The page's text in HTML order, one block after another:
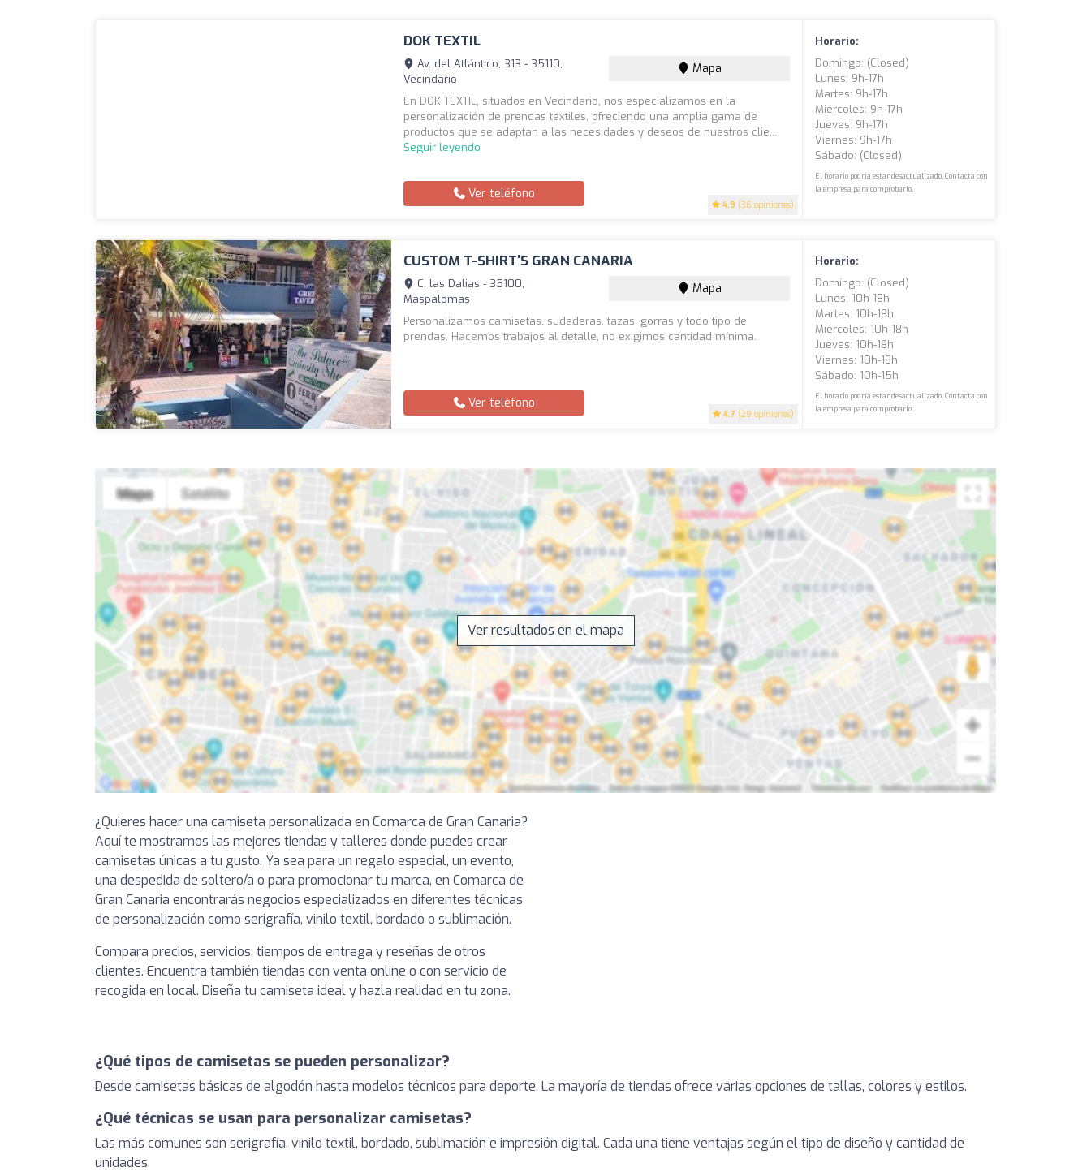
DOK TEXTIL
4.9 (36 opiniones)
Av. del Atlántico, 313 - 35110,
Vecindario
Mapa
En DOK TEXTIL, situados en Vecindario, nos especializamos en la
personalización de prendas textiles, ofreciendo una amplia gama de
productos que se adaptan a las necesidades y deseos de nuestros clie...
Seguir leyendo
Ver teléfono
Horario:
Domingo: (closed)
Lunes: 9h-17h
Martes: 9h-17h
Miércoles: 9h-17h
Jueves: 9h-17h
Viernes: 9h-17h
Sábado: (closed)
El horario podría estar desactualizado. Contacta con
la empresa para comprobarlo.
CUSTOM T-SHIRT'S GRAN CANARIA
4.7 (29 opiniones)
C. las Dalias - 35100,
Maspalomas
Mapa
Personalizamos camisetas, sudaderas, tazas, gorras y todo tipo de
prendas. Hacemos trabajos al detalle, no exigimos cantidad mínima.
Ver teléfono
Horario:
Domingo: (closed)
Lunes: 10h-18h
Martes: 10h-18h
Miércoles: 10h-18h
Jueves: 10h-18h
Viernes: 10h-18h
Sábado: 10h-15h
El horario podría estar desactualizado. Contacta con
la empresa para comprobarlo.
Ver resultados en el mapa
¿Quieres hacer una camiseta personalizada en Comarca de Gran Canaria?
Aquí te mostramos las mejores tiendas y talleres donde puedes crear
camisetas únicas a tu gusto. Ya sea para un regalo especial, un evento,
una despedida de soltero/a o para promocionar tu marca, en Comarca de
Gran Canaria encontrarás negocios especializados en diferentes técnicas
de personalización como serigrafía, vinilo textil, bordado o sublimación.
Compara precios, servicios, tiempos de entrega y reseñas de otros
clientes. Encuentra también tiendas con venta online o con servicio de
recogida en local. Diseña tu camiseta ideal y hazla realidad en tu zona.
¿Qué tipos de camisetas se pueden personalizar?
Desde camisetas básicas de algodón hasta modelos técnicos para deporte. La mayoría de tiendas ofrece varias opciones de tallas, colores y estilos.
¿Qué técnicas se usan para personalizar camisetas?
Las más comunes son serigrafía, vinilo textil, bordado, sublimación e impresión digital. Cada una tiene ventajas según el tipo de diseño y cantidad de
unidades.